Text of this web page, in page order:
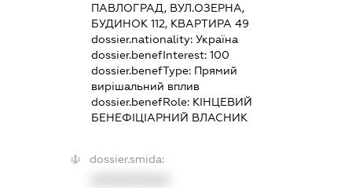
ПАВЛОГРАД, ВУЛ.ОЗЕРНА,
БУДИНОК 112, КВАРТИРА 49
dossier.nationality: Україна
dossier.benefInterest: 100
dossier.benefType: Прямий
вирішальний вплив
dossier.benefRole: КІНЦЕВИЙ
БЕНЕФІЦІАРНИЙ ВЛАСНИК
dossier.smida: